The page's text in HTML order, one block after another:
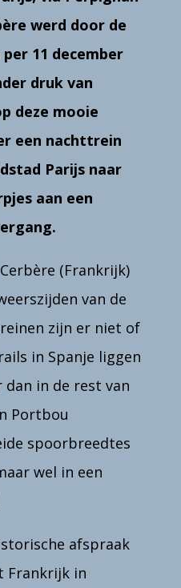
werd door de
11 december
druk van
deze mooie
een nachttrein
Parijs naar
aan een
(Frankrijk)
van de
zijn er niet of
in Spanje liggen
in de rest van
Portbou
spoorbreedtes
wel in een
afspraak
Frankrijk in